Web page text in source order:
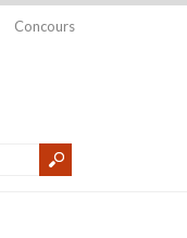
Concours